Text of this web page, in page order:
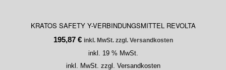
KRATOS SAFETY Y-VERBINDUNGSMITTEL REVOLTA
195,87 € inkl. MwSt. zzgl. Versandkosten
inkl. 19 % MwSt.
inkl. MwSt. zzgl. Versandkosten